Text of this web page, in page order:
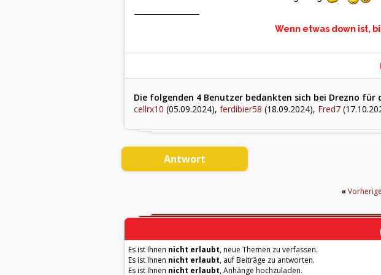
Wenn etwas down ist,
Die folgenden 4 Benutzer bedankten sich bei Drezno für
cellrx10 (05.09.2024), ferdibier58 (18.09.2024), Fred7
Antwort
«
Es ist Ihnen nicht erlaubt, neue Themen zu verfassen.
Es ist Ihnen nicht erlaubt, auf Beiträge zu antworten.
Es ist Ihnen nicht erlaubt, Anhänge hochzuladen.